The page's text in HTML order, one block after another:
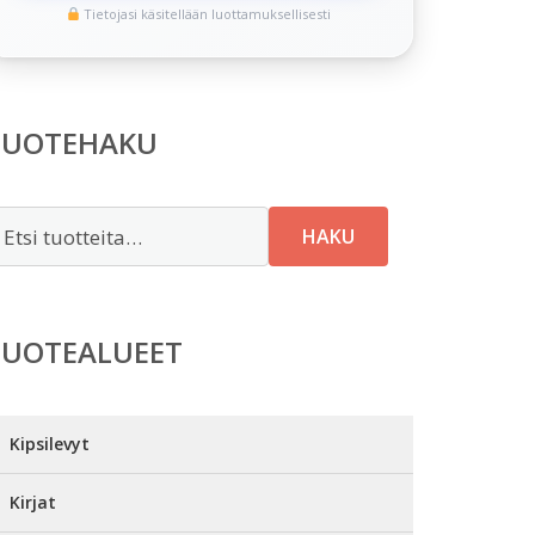
Tietojasi käsitellään luottamuksellisesti
HAKU
Kipsilevyt
Kirjat